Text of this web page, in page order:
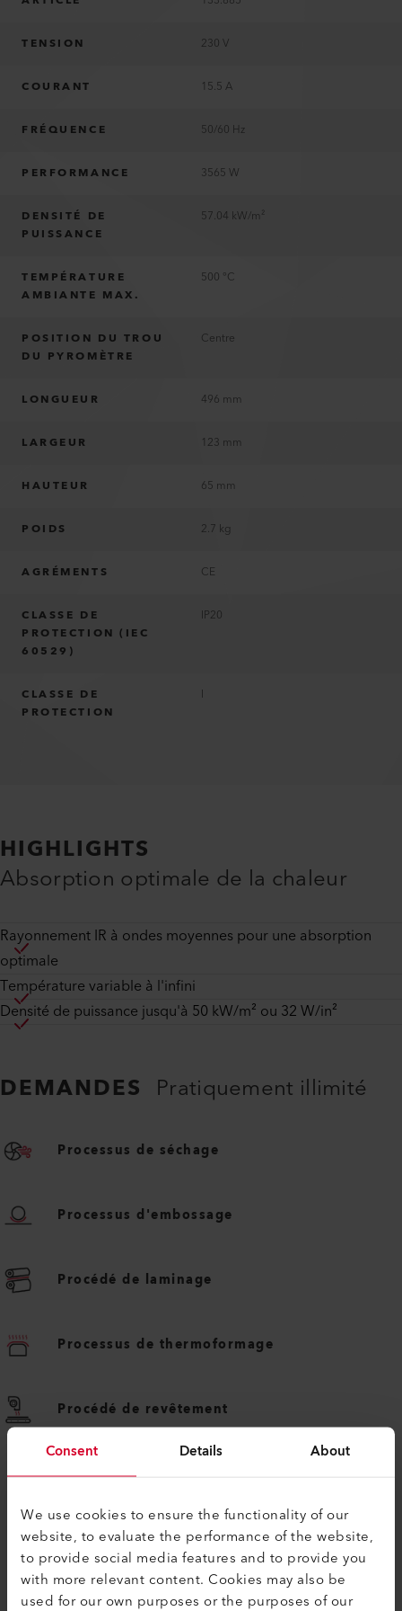
Consent Details About
We use cookies to ensure the functionality of our
website, to evaluate the performance of the website,
to provide social media features and to provide you
with more relevant content. Cookies may also be
used for our own purposes or the purposes of our
TENSION 230 V
COURANT 15.5 A
FRÉQUENCE 50/60 Hz
PERFORMANCE 3565 W
DENSITÉ DE
PUISSANCE
57.04 kW/m²
TEMPÉRATURE
AMBIANTE MAX.
500 °C
POSITION DU TROU
DU PYROMÈTRE
Centre
LONGUEUR 496 mm
LARGEUR 123 mm
HAUTEUR 65 mm
POIDS 2.7 kg
AGRÉMENTS CE
CLASSE DE
PROTECTION (IEC
60529)
IP20
CLASSE DE
PROTECTION
I
HIGHLIGHTS
Absorption optimale de la chaleur
Rayonnement IR à ondes moyennes pour une absorption
optimale
Température variable à l'infini
Densité de puissance jusqu'à 50 kW/m² ou 32 W/in²
DEMANDES Pratiquement illimité
Processus de séchage
Processus d'embossage
Procédé de laminage
Processus de thermoformage
Procédé de revêtement